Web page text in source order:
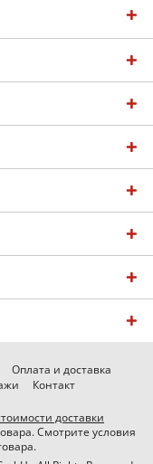
Оплата и доставка
Контакт
доставки
Смотрите условия